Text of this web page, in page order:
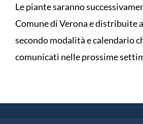
Le piante saranno
Comune di Verona e distribuite
secondo modalità e calendario
comunicati nelle prossime